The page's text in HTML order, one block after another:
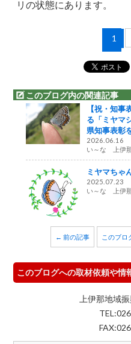
リの状態にあります。
1
このブログ内の関連記事
【祝・知
る「ミヤマ
県知事表彰
2026.06.16
い～な 上伊
ミヤマちゃ
2025.07.23
い～な 上伊
← 前の記事 このブロ
このブログへの取材依頼や情
上伊那地域